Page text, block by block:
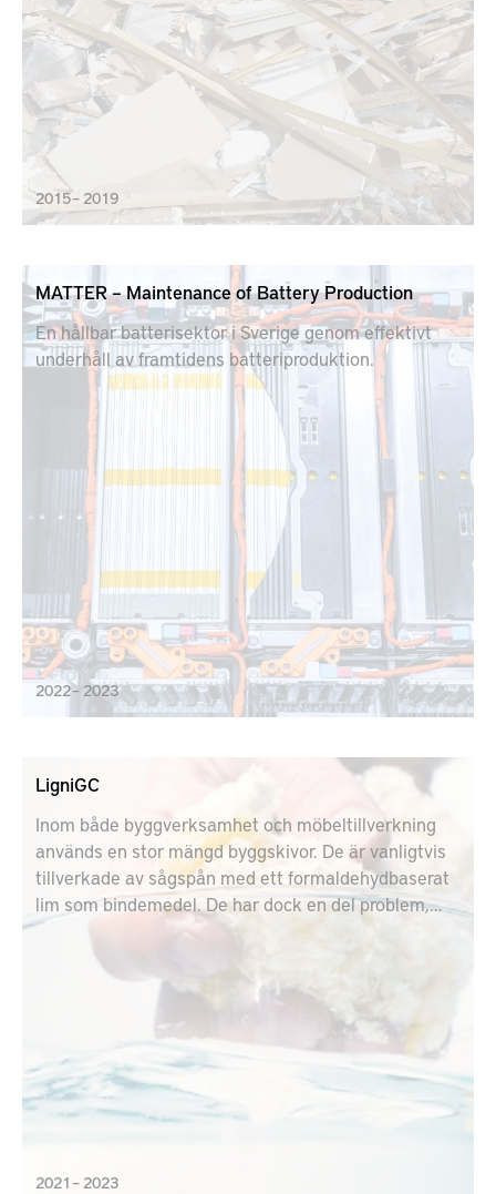
2015 – 2019
MATTER – Maintenance of Battery Production
En hållbar batterisektor i Sverige genom effektivt
underhåll av framtidens batteriproduktion.
2022 – 2023
LigniGC
Inom både byggverksamhet och möbeltillverkning
används en stor mängd byggskivor. De är vanligtvis
tillverkade av sågspån med ett formaldehydbaserat
lim som bindemedel. De har dock en del problem,
bland annat att spån drar åt sig fukt och att
formaldehyd både är allergent och potentiellt
cancerframkallande. Projektet LigniGC syftar till att
ta fram ett bättre alternativ.
2021 – 2023